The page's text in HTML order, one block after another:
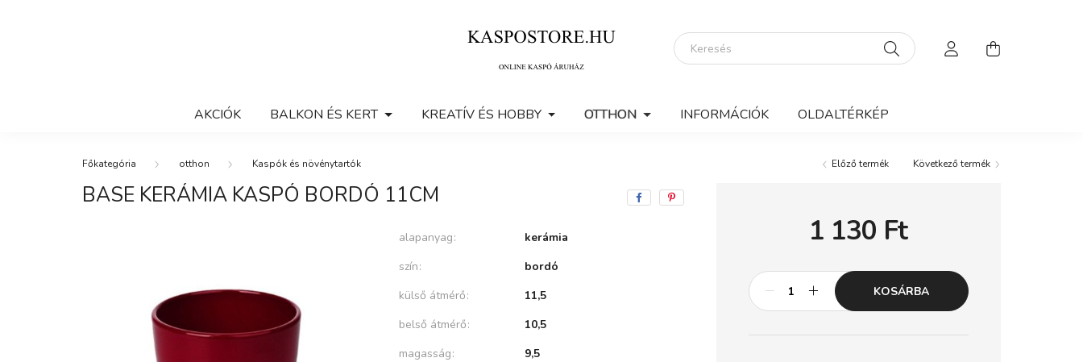
AKCIÓK BALKON ÉS KERT KREATÍV ÉS HOBBY OTTHON INFORMÁCIÓK OLDALTÉRKÉP
otthon Kaspók és növénytartók Előző termék Következő termék
BASE KERÁMIA KASPÓ BORDÓ 11CM
alapanyag
kerámia
szín
bordó
külső átmérő
11,5
belső átmérő
10,5
magasság
9,5
1 130 Ft
KOSÁRBA